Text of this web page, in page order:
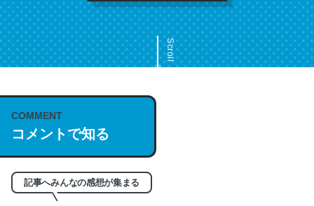
Scroll
COMMENT
コメントで知る
記事へみんなの感想が集まる
これは名文。彼はとてもクレバーなんだろうなと凄く思
う。英語少しでも読める人は原文もお勧め。自分はこの流
れ好き。Let’s Fucking Go. Then Covid hit. Shit.
─今のこの状況が信じられるかい？ by ラーズ・ヌートバー